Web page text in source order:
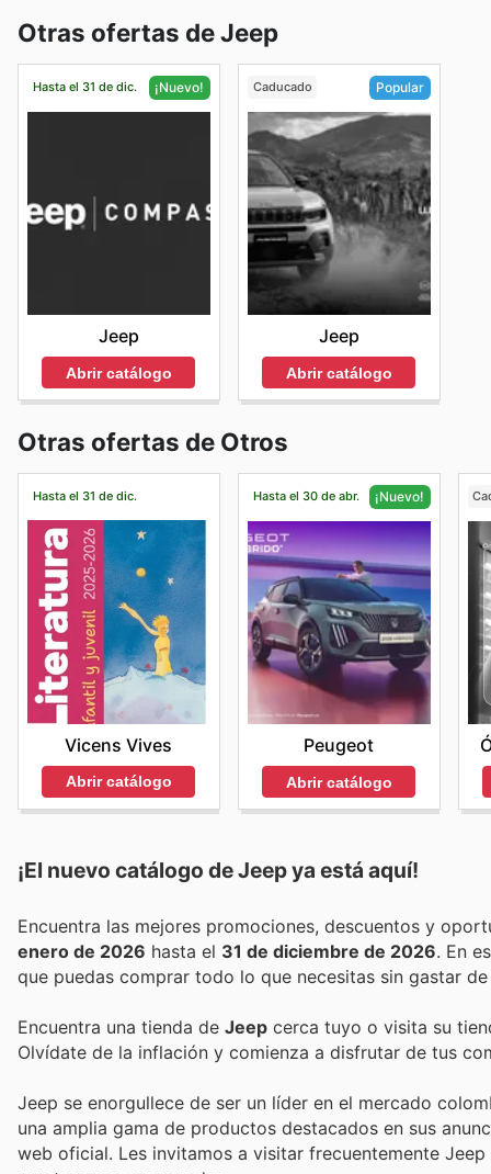
Otras ofertas de Jeep
Hasta el 31 de dic. ¡Nuevo!
Jeep
Abrir catálogo
Caducado Popular
Jeep
Abrir catálogo
Otras ofertas de Otros
Hasta el 31 de dic.
Vicens Vives
Abrir catálogo
Hasta el 30 de abr. ¡Nuevo!
Peugeot
Abrir catálogo
¡El nuevo catálogo deJeepya está aquí!
enero de 2026 hasta el 31 de diciembre de 2026 . En
que puedas comprar todo lo que necesitas sin gastar de
Encuentra una tienda de Jeep cerca tuyo o visita su
Olvídate de la inflación y comienza a disfrutar de tus
Jeep se enorgullece de ser un líder en el mercado
una amplia gama de productos destacados en sus
web oficial. Les invitamos a visitar frecuentemente